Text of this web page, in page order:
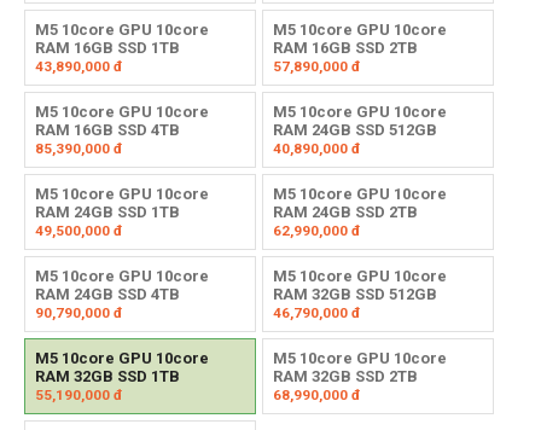
M5 10core GPU 10core
RAM 16GB SSD 1TB
43,890,000 đ
M5 10core GPU 10core
RAM 16GB SSD 2TB
57,890,000đ
M5 10core GPU 10core
RAM 16GB SSD 4TB
85,390,000 đ
M5 10core GPU 10core
RAM 24GB SSD 512GB
40,890,000đ
M5 10core GPU 10core
RAM 24GB SSD 1TB
49,500,000 đ
M5 10core GPU 10core
RAM 24GB SSD 2TB
62,990,000đ
M5 10core GPU 10core
RAM 24GB SSD 4TB
90,790,000 đ
M5 10core GPU 10core
RAM 32GB SSD 512GB
46,790,000đ
M5 10core GPU 10core
RAM 32GB SSD 1TB
55,190,000 đ
M5 10core GPU 10core
RAM 32GB SSD 2TB
68,990,000đ